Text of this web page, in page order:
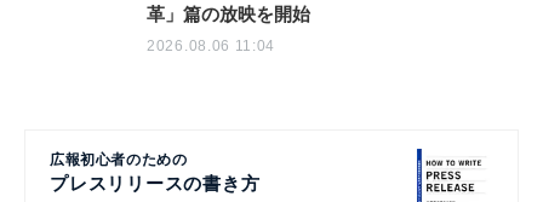
革」篇の放映を開始
2026.08.06 11:04
広報初心者のための
プレスリリースの書き方